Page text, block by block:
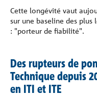
Cette longévité vaut
sur une baseline des plus
: "porteur de fiabilité".
Des rupteurs de
Technique depuis
en ITI et ITE